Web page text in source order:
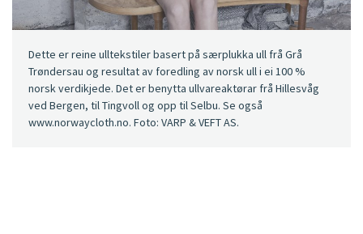
Dette er reine ulltekstiler basert på særplukka ull frå Grå
Trøndersau og resultat av foredling av norsk ull i ei 100 %
norsk verdikjede. Det er benytta ullvareaktørar frå Hillesvåg
ved Bergen, til Tingvoll og opp til Selbu. Se også
www.norwaycloth.no. Foto: VARP & VEFT AS.